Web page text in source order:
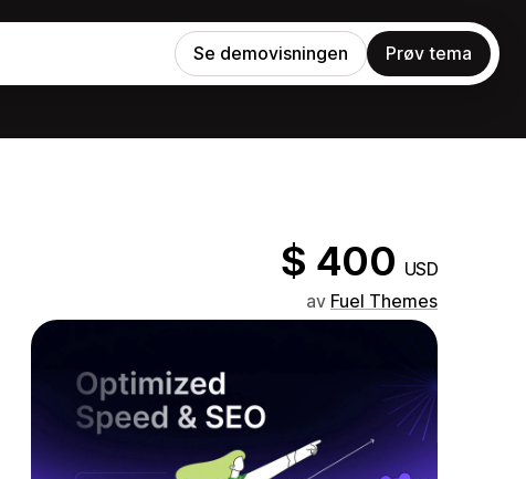
Se demovisningen Prøv tema
$ 400 USD
av Fuel Themes